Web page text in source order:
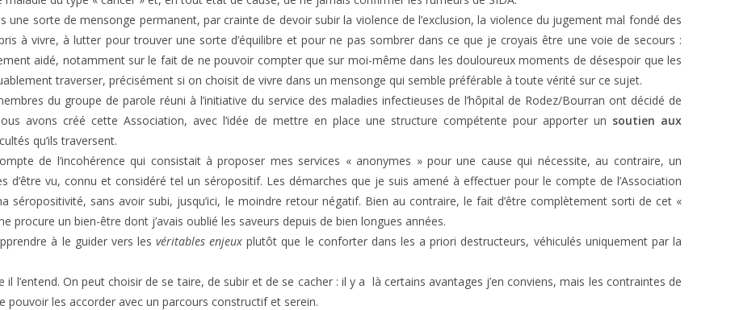
une sorte de mensonge permanent, par crainte de devoir subir la violence de l’exclusion, la violence du jugement mal fondé des
à vivre, à lutter pour trouver une sorte d’équilibre et pour ne pas sombrer dans ce que je croyais être une voie de secours :
aidé, notamment sur le fait de ne pouvoir compter que sur moi-même dans les douloureux moments de désespoir que les
traverser, précisément si on choisit de vivre dans un mensonge qui semble préférable à toute vérité sur ce sujet.
du groupe de parole réuni à l’initiative du service des maladies infectieuses de l’hôpital de Rodez/Bourran ont décidé de
avons créé cette Association, avec l’idée de mettre en place une structure compétente pour apporter un soutien aux
qu’ils traversent.
de l’incohérence qui consistait à proposer mes services « anonymes » pour une cause qui nécessite, au contraire, un
d’être vu, connu et considéré tel un séropositif. Les démarches que je suis amené à effectuer pour le compte de l’Association
séropositivité, sans avoir subi, jusqu’ici, le moindre retour négatif. Bien au contraire, le fait d’être complètement sorti de cet «
procure un bien-être dont j’avais oublié les saveurs depuis de bien longues années.
à le guider vers lesvéritables enjeux plutôt que le conforter dans les a priori destructeurs, véhiculés uniquement par la
l’entend. On peut choisir de se taire, de subir et de se cacher : il y a là certains avantages j’en conviens, mais les contraintes de
pouvoir les accorder avec un parcours constructif et serein.